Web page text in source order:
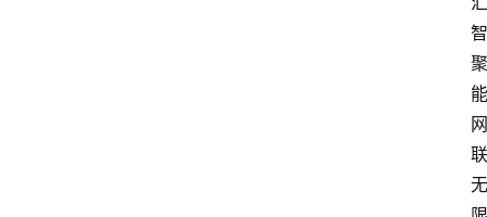
智
聚
能
网
联
无